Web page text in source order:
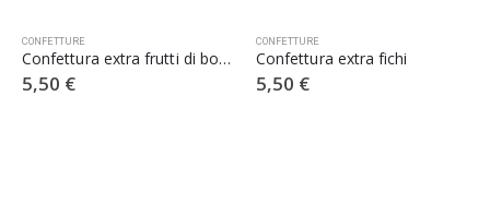
CONFETTURE
Confettura extra frutti di bosco
5,50 €
CONFETTURE
Confettura extra fichi
5,50 €